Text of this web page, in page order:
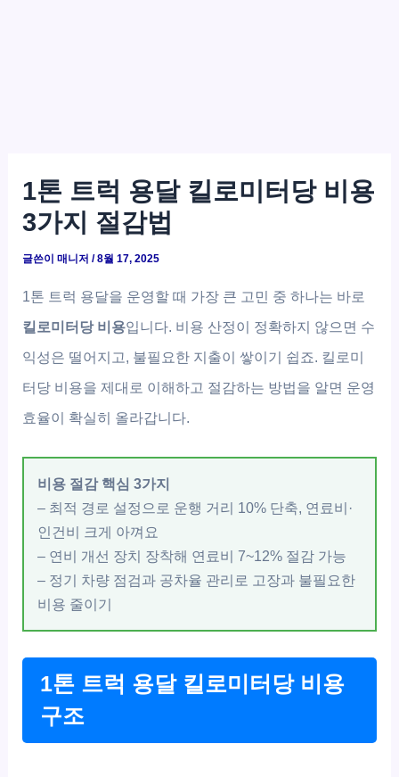
1톤 트럭 용달 킬로미터당 비용
3가지 절감법
글쓴이매니저/8월 17, 2025
1톤 트럭 용달을 운영할 때 가장 큰 고민 중 하나는 바로
킬로미터당 비용입니다. 비용 산정이 정확하지 않으면 수
익성은 떨어지고, 불필요한 지출이 쌓이기 쉽죠. 킬로미
터당 비용을 제대로 이해하고 절감하는 방법을 알면 운영
효율이 확실히 올라갑니다.
비용 절감 핵심 3가지
– 최적 경로 설정으로 운행 거리 10% 단축, 연료비·
인건비 크게 아껴요
– 연비 개선 장치 장착해 연료비 7~12% 절감 가능
– 정기 차량 점검과 공차율 관리로 고장과 불필요한
비용 줄이기
1톤 트럭 용달 킬로미터당 비용
구조